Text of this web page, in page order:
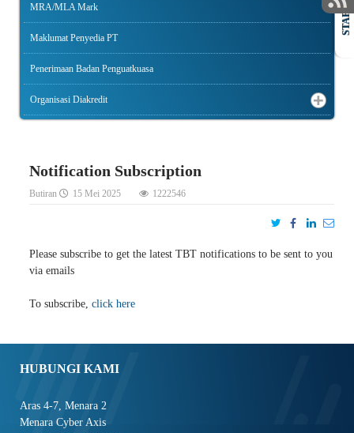
MRA/MLA Mark
Maklumat Penyedia PT
Penerimaan Badan Penguatkuasa
Organisasi Diakredit
Notification Subscription
Butiran 15 Mei 2025 1222546
Please subscribe to get the latest TBT notifications to be sent to you
via emails
To subscribe, click here
HUBUNGI KAMI
Aras 4-7, Menara 2
Menara Cyber Axis
STAF